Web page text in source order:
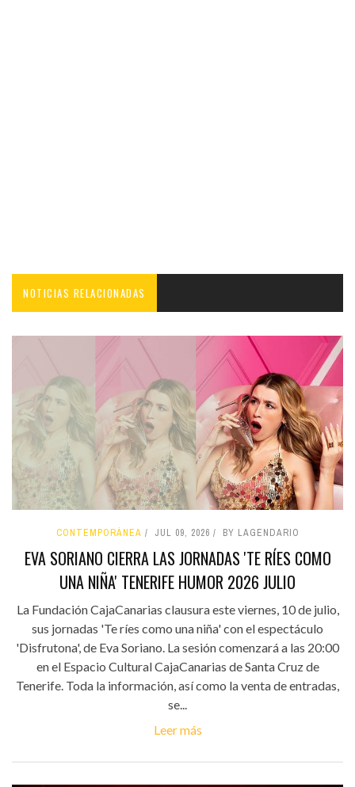
NOTICIAS RELACIONADAS
CONTEMPORÁNEA JUL 09, 2026 BY LAGENDARIO
EVA SORIANO CIERRA LAS JORNADAS 'TE RÍES COMO
UNA NIÑA' TENERIFE HUMOR 2026 JULIO
La Fundación CajaCanarias clausura este viernes, 10 de julio,
sus jornadas 'Te ríes como una niña' con el espectáculo
'Disfrutona', de Eva Soriano. La sesión comenzará a las 20:00
en el Espacio Cultural CajaCanarias de Santa Cruz de
Tenerife. Toda la información, así como la venta de entradas,
se...
Leer más